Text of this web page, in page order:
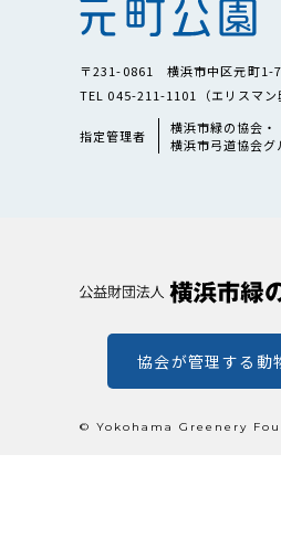
〒231-0861 横浜市中区元町1-
TEL 045-211-1101（エリスマン
指定管理者
横浜市緑の協会・
横浜市弓道協会グ
協会が管理する動
© Yokohama Greenery